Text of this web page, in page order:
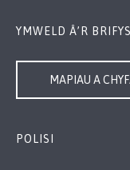
YMWELD Â’R
MAPIAU A
POLISI